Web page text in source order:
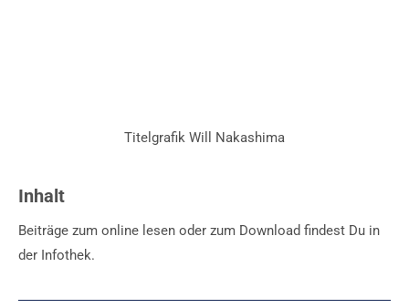
Titelgrafik Will Nakashima
Inhalt
Beiträge zum online lesen oder zum Download findest Du in
der Infothek.